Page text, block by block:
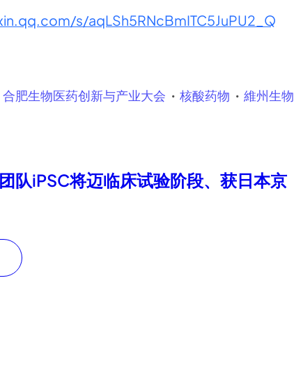
s/aqLSh5RNcBmITC5JuPU2_Q
合肥生物医药创新与产业大会 核酸药物 維州生物
队iPSC将迈临床试验阶段、获日本京